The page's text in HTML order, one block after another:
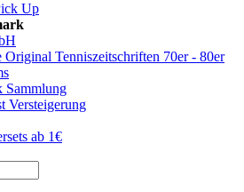
Up
Original Tenniszeitschriften 70er - 80er
Sammlung
Versteigerung
ab 1€